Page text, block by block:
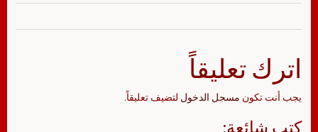
اترك تعليقاً
يجب أنت تكون مسجل الدخول لتضيف تعليقاً.
كتب شائعة: